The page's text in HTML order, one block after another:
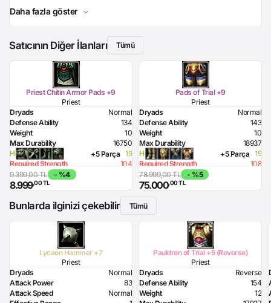
Daha fazla göster
Satıcının Diğer İlanları Tümü
Priest Chitin Armor Pads +9
Priest
Dryads
Normal
Defense Ability
134
Weight
10
Max Durability
16750
Health Bonus
19
Required Strength
104
Required Intelligence
+5 Parça
9.399,00 TL - %4
8.999,00 TL
Pads of Trial +9
Priest
Dryads
Normal
Defense Ability
143
Weight
10
Max Durability
18937
Health Bonus
19
Required Strength
108
Required Intelligence
+5 Parça
78.999,00 TL - %5
75.000,00 TL
Bunlarda ilginizi çekebilir Tümü
Lycaon Hammer +7
Priest
Dryads
Normal
Attack Power
83
Attack Speed
Normal
Pauldron of Trial +5 (Reverse)
Priest
Dryads
Reverse
Defense Ability
154
Weight
12